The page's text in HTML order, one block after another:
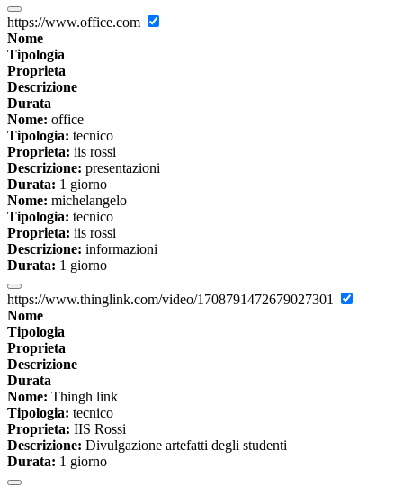
https://www.office.com
Nome
Tipologia
Proprieta
Descrizione
Durata
Nome: office
Tipologia: tecnico
Proprieta: iis rossi
Descrizione: presentazioni
Durata: 1 giorno
Nome: michelangelo
Tipologia: tecnico
Proprieta: iis rossi
Descrizione: informazioni
Durata: 1 giorno
https://www.thinglink.com/video/1708791472679027301
Nome
Tipologia
Proprieta
Descrizione
Durata
Nome: Thingh link
Tipologia: tecnico
Proprieta: IIS Rossi
Descrizione: Divulgazione artefatti degli studenti
Durata: 1 giorno